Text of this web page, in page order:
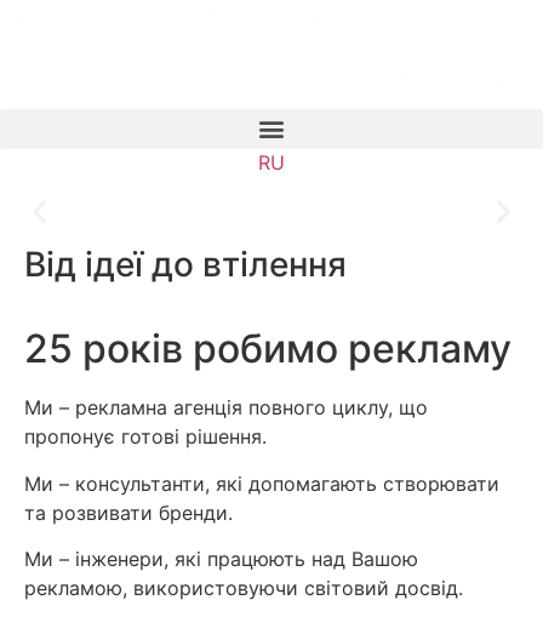
RU
Рекламна продукція будь-
Дізнатися більше
Від ідеї до втілення
25 років робимо рекламу
Ми – рекламна агенція повного циклу, що
пропонує готові рішення.
Ми – консультанти, які допомагають створювати
та розвивати бренди.
Ми – інженери, які працюють над Вашою
рекламою, використовуючи світовий досвід.